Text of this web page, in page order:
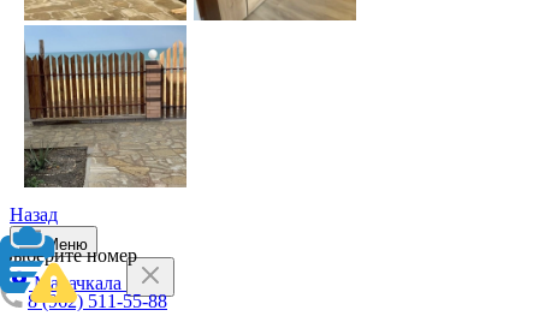
Назад
Выберите номер
8 (962) 511-55-88
Меню
Махачкала